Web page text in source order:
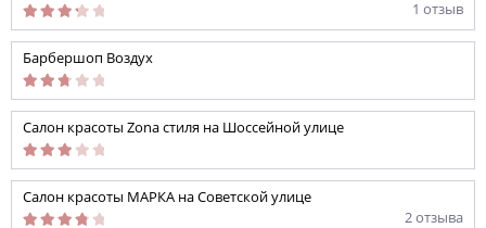
1 отзыв
Барбершоп Воздух
Салон красоты Zona стиля на Шоссейной улице
Салон красоты МАРКА на Советской улице
2 отзыва